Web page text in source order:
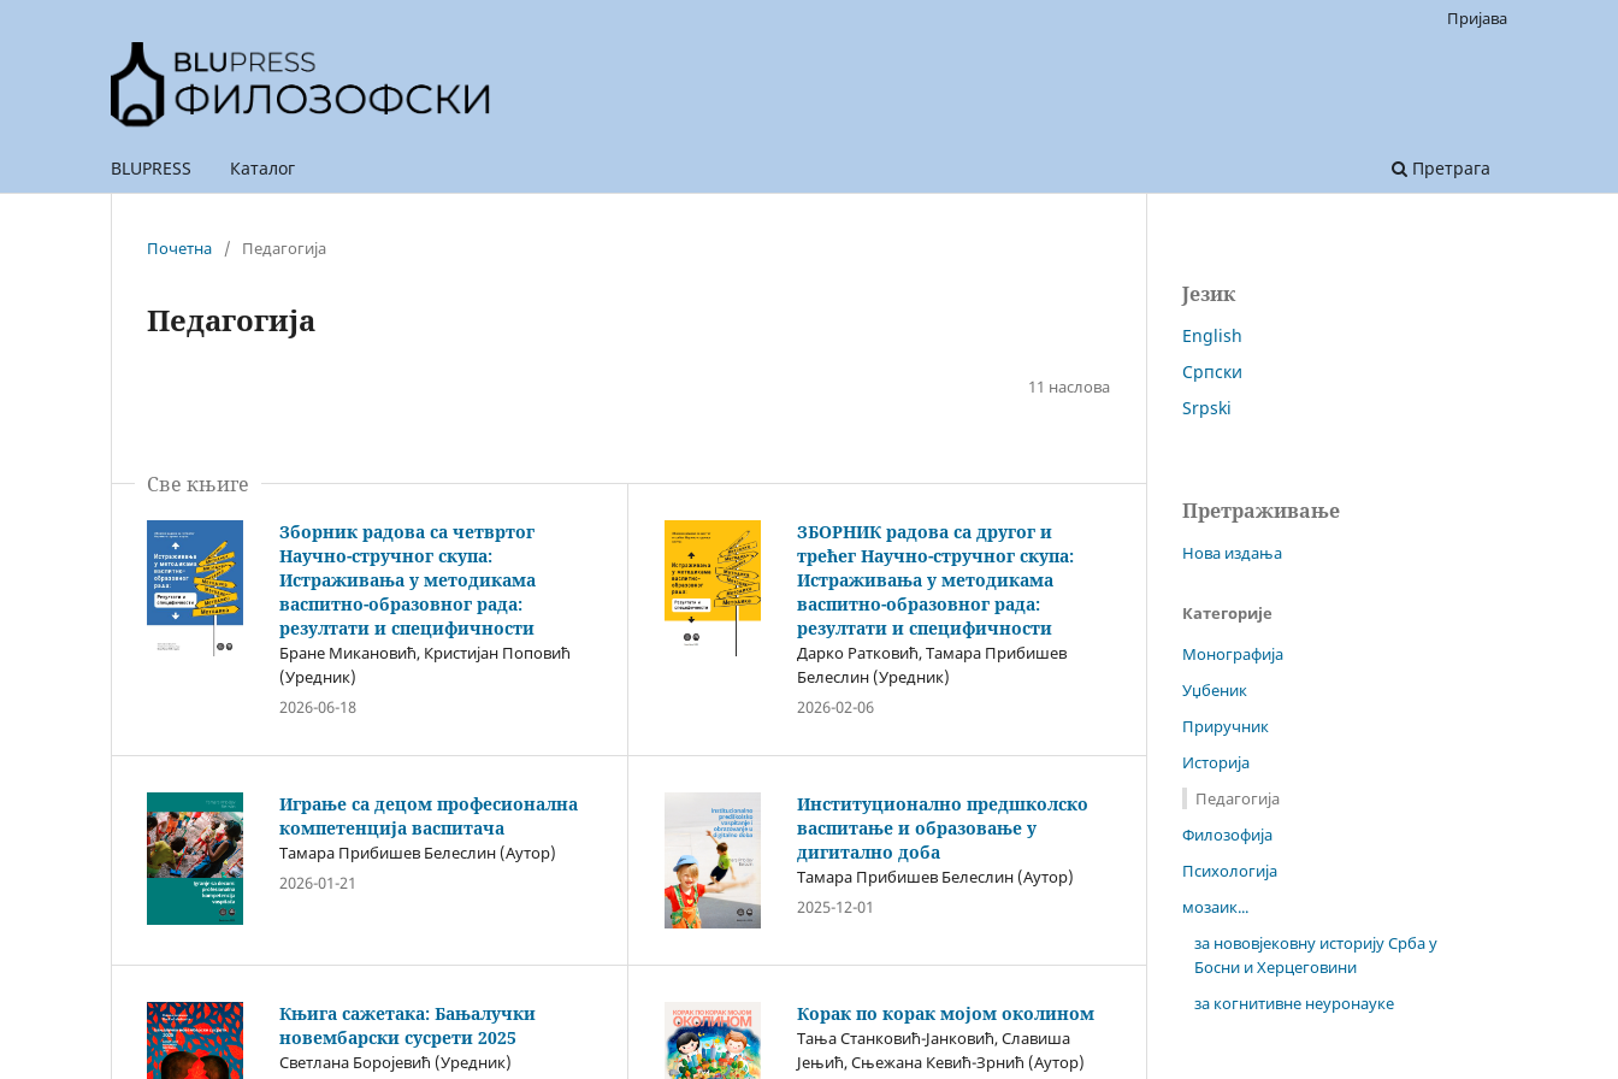
BLUPRESS Каталог Претрага
Пријава
Почетна / Педагогија
Педагогија
11 наслова
Све књиге
Зборник радова са четвртог
Научно-стручног скупа:
Истраживања у методикама
васпитно-образовног рада:
резултати и специфичности
Бране Микановић, Кристијан Поповић
(Уредник)
2026-06-18
ЗБОРНИК радова са другог и
трећег Научно-стручног скупа:
Истраживања у методикама
васпитно-образовног рада:
резултати и специфичности
Дарко Ратковић, Тамара Прибишев
Белеслин (Уредник)
2026-02-06
Играње са децом професионална
компетенција васпитача
Тамара Прибишев Белеслин (Аутор)
2026-01-21
Институционално предшколско
васпитање и образовање у
дигитално доба
Тамара Прибишев Белеслин (Аутор)
2025-12-01
Књига сажетака: Бањалучки
новембарски сусрети 2025
Светлана Боројевић (Уредник)
Корак по корак мојом околином
Тања Станковић-Јанковић, Славиша
Јењић, Сњежана Кевић-Зрнић (Аутор)
Језик
English
Српски
Srpski
Претраживање
Нова издања
Категорије
Монографија
Уџбеник
Приручник
Историја
Педагогија
Филозофија
Психологија
мозаик...
за нововјековну историју Срба у
Босни и Херцеговини
за когнитивне неуронауке